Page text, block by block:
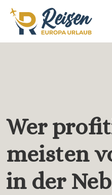
Wer
meisten
in der